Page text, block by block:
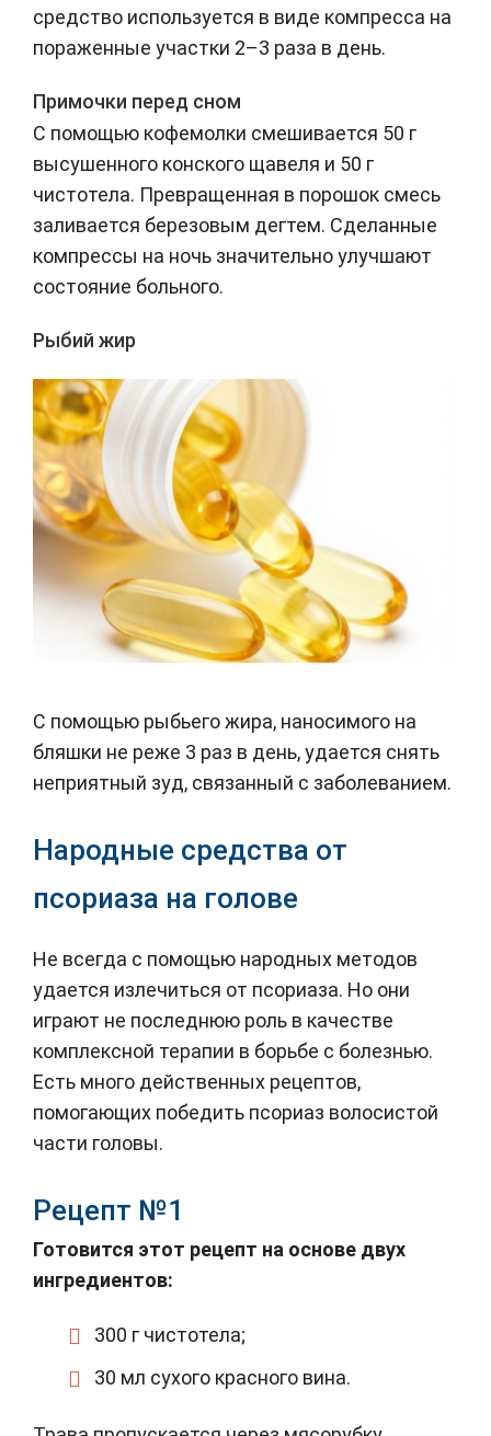
средство используется в виде компресса на
пораженные участки 2–3 раза в день.
Примочки перед сном
С помощью кофемолки смешивается 50 г
высушенного конского щавеля и 50 г
чистотела. Превращенная в порошок смесь
заливается березовым дегтем. Сделанные
компрессы на ночь значительно улучшают
состояние больного.
Рыбий жир
С помощью рыбьего жира, наносимого на
бляшки не реже 3 раз в день, удается снять
неприятный зуд, связанный с заболеванием.
Народные средства от
псориаза на голове
Не всегда с помощью народных методов
удается излечиться от псориаза. Но они
играют не последнюю роль в качестве
комплексной терапии в борьбе с болезнью.
Есть много действенных рецептов,
помогающих победить псориаз волосистой
части головы.
Рецепт №1
Готовится этот рецепт на основе двух
ингредиентов:
300 г чистотела;
30 мл сухого красного вина.